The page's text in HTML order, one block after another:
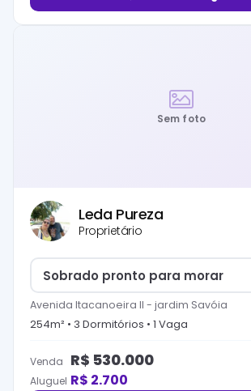
Sem foto
Leda Pureza
Proprietário
Sobrado pronto para morar
Avenida Itacanoeira II - jardim Savóia
254m² • 3 Dormitórios • 1 Vaga
Venda R$ 530.000
Aluguel R$ 2.700